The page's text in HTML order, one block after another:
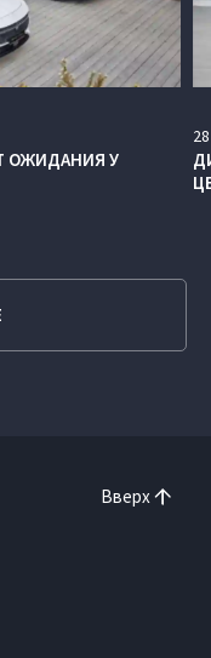
ОЖИДАНИЯ У
28
Вверх